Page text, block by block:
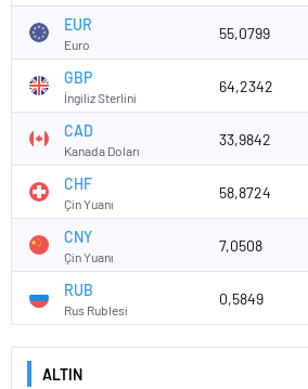
EUR
Euro
55,0799
GBP
İngiliz Sterlini
64,2342
CAD
Kanada Doları
33,9842
CHF
Çin Yuanı
58,8724
CNY
Çin Yuanı
7,0508
RUB
Rus Rublesi
0,5849
ALTIN